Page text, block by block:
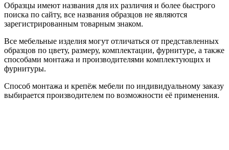
Образцы имеют названия для их различия и более быстрого
поиска по сайту, все названия образцов не являются
зарегистрированным товарным знаком.
Все мебельные изделия могут отличаться от представленных
образцов по цвету, размеру, комплектации, фурнитуре, а также
способами монтажа и производителями комплектующих и
фурнитуры.
Способ монтажа и крепёж мебели по индивидуальному заказу
выбирается производителем по возможности её применения.